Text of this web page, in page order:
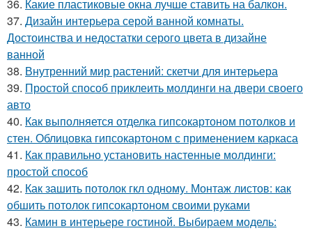
36. Какие пластиковые окна лучше ставить на балкон.
37. Дизайн интерьера серой ванной комнаты.
Достоинства и недостатки серого цвета в дизайне
ванной
38. Внутренний мир растений: скетчи для интерьера
39. Простой способ приклеить молдинги на двери своего
авто
40. Как выполняется отделка гипсокартоном потолков и
стен. Облицовка гипсокартоном с применением каркаса
41. Как правильно установить настенные молдинги:
простой способ
42. Как зашить потолок гкл одному. Монтаж листов: как
обшить потолок гипсокартоном своими руками
43. Камин в интерьере гостиной. Выбираем модель: